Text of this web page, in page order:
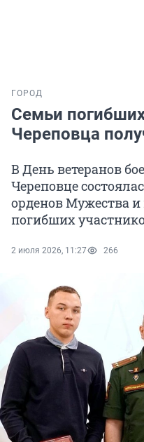
ГОРОД
Семьи
Череповца
В День ветеранов
Череповце
орденов Мужества
погибших
2 июля 2026, 11:27 266